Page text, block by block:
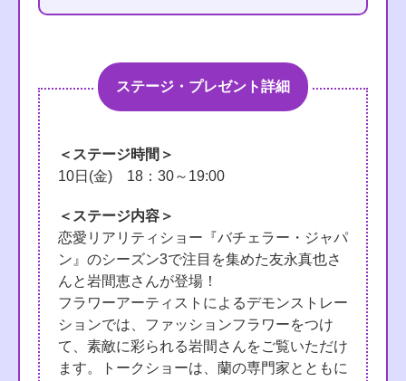
ステージ・プレゼント詳細
＜ステージ時間＞
10日(金) 18：30～19:00
＜ステージ内容＞
恋愛リアリティショー『バチェラー・ジャパ
ン』のシーズン3で注目を集めた友永真也さ
んと岩間恵さんが登場！
フラワーアーティストによるデモンストレー
ションでは、ファッションフラワーをつけ
て、素敵に彩られる岩間さんをご覧いただけ
ます。トークショーは、蘭の専門家とともに